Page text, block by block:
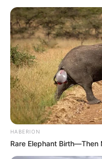
HABERION
Rare Elephant Birth—Then